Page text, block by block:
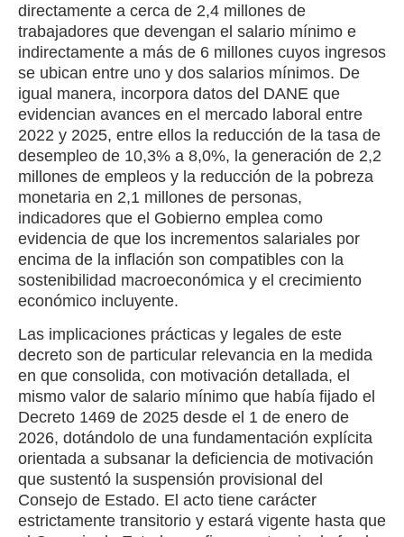
directamente a cerca de 2,4 millones de
trabajadores que devengan el salario mínimo e
indirectamente a más de 6 millones cuyos ingresos
se ubican entre uno y dos salarios mínimos. De
igual manera, incorpora datos del DANE que
evidencian avances en el mercado laboral entre
2022 y 2025, entre ellos la reducción de la tasa de
desempleo de 10,3% a 8,0%, la generación de 2,2
millones de empleos y la reducción de la pobreza
monetaria en 2,1 millones de personas,
indicadores que el Gobierno emplea como
evidencia de que los incrementos salariales por
encima de la inflación son compatibles con la
sostenibilidad macroeconómica y el crecimiento
económico incluyente.
Las implicaciones prácticas y legales de este
decreto son de particular relevancia en la medida
en que consolida, con motivación detallada, el
mismo valor de salario mínimo que había fijado el
Decreto 1469 de 2025 desde el 1 de enero de
2026, dotándolo de una fundamentación explícita
orientada a subsanar la deficiencia de motivación
que sustentó la suspensión provisional del
Consejo de Estado. El acto tiene carácter
estrictamente transitorio y estará vigente hasta que